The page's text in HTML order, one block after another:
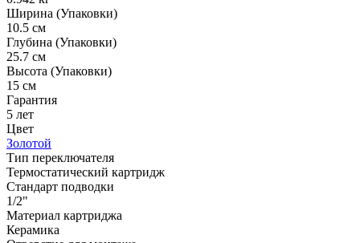
Ширина (Упаковки)
10.5 см
Глубина (Упаковки)
25.7 см
Высота (Упаковки)
15 см
Гарантия
5 лет
Цвет
Золотой
Тип переключателя
Термостатический картридж
Стандарт подводки
1/2"
Материал картриджа
Керамика